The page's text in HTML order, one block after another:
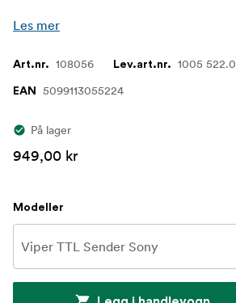
Les mer
Art.nr. 108056 Lev.art.nr. 1005 522.0
EAN 5099113055224
På lager
949,00 kr
Modeller